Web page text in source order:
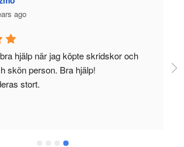
ago
hjälp när jag köpte skridskor och
skön person. Bra hjälp!
stort.